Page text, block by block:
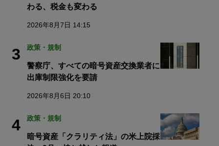
わる、税金も変わる
2026年8月7日 14:15
3 政策・規制
警察庁、すべての暗号資産交換業者に
出庫制限強化を要請
2026年8月6日 20:10
4 政策・規制
暗号資産「クラリティ法」の米上院採